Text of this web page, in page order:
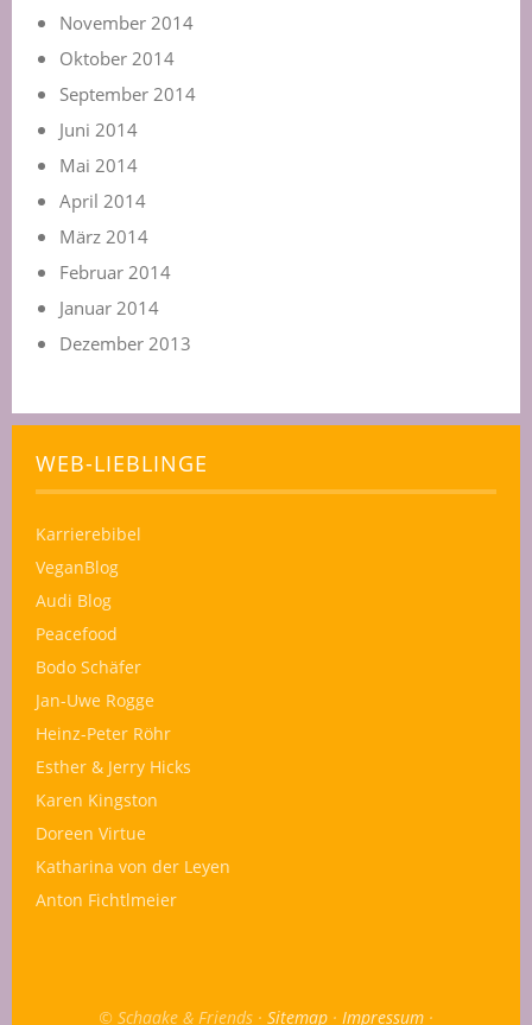
November 2014
Oktober 2014
September 2014
Juni 2014
Mai 2014
April 2014
März 2014
Februar 2014
Januar 2014
Dezember 2013
WEB-LIEBLINGE
Karrierebibel
VeganBlog
Audi Blog
Peacefood
Bodo Schäfer
Jan-Uwe Rogge
Heinz-Peter Röhr
Esther & Jerry Hicks
Karen Kingston
Doreen Virtue
Katharina von der Leyen
Anton Fichtlmeier
© Schaake & Friends · Sitemap · Impressum ·